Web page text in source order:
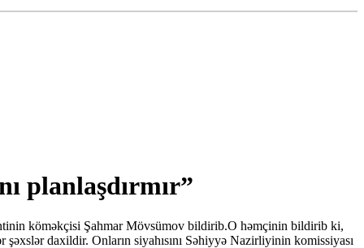
planlaşdırmır”
köməkçisi Şahmar Mövsümov bildirib.O həmçinin bildirib ki,
daxildir. Onların siyahısını Səhiyyə Nazirliyinin komissiyası